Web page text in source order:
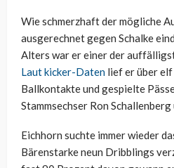
Wie schmerzhaft der mögliche
ausgerechnet gegen Schalke
Alters war er einer der
Laut kicker-Daten lief er über
Ballkontakte und gespielte
Stammsechser Ron
Eichhorn suchte immer wieder
Bärenstarke neun Dribblings